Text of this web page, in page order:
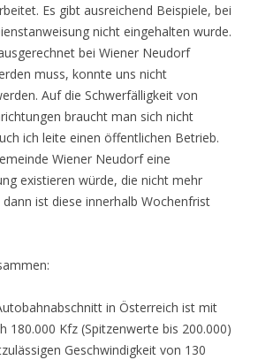
Es gibt ausreichend Beispiele, bei
nicht eingehalten wurde.
bei Wiener Neudorf
muss, konnte uns nicht
Auf die Schwerfälligkeit von
braucht man sich nicht
ich leite einen öffentlichen Betrieb.
Wiener Neudorf eine
existieren würde, die nicht mehr
ist diese innerhalb Wochenfrist
in Österreich ist mit
180.000 Kfz (Spitzenwerte bis 200.000)
Geschwindigkeit von 130